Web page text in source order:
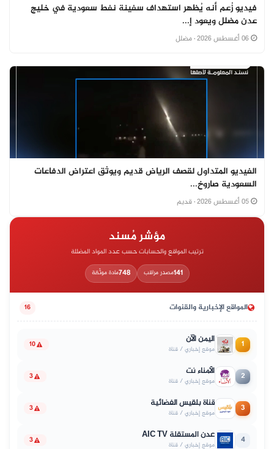
فيديو زُعم أنه يُظهر استهداف سفينة نفط سعودية في خليج
عدن مضلل ويعود إ...
· مضلل
الفيديو المتداول لقصف الرياض قديم ويوثق اعتراض الدفاعات
السعودية صاروخ...
· قديم
مؤشر مُسند
ترتيب المواقع والحسابات حسب عدد المواد المضللة
141مصدر مراقب 748مادة موثّقة
المواقع الإخبارية والقنوات 16
1 اليمن الآن
موقع إخباري / قناة 10
2 الأمناء نت
موقع إخباري / قناة 3
3 قناة بلقيس الفضائية
موقع إخباري / قناة 3
4 عدن المستقلة AIC TV
موقع إخباري / قناة 3